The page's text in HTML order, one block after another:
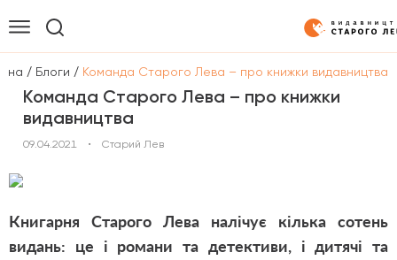
/ Блоги / Команда Старого Лева – про книжки видавництва
Команда Старого Лева – про книжки
видавництва
09.04.2021 • Старий Лев
Книгарня Старого Лева налічує кілька сотень
видань: це і романи та детективи, і дитячі та